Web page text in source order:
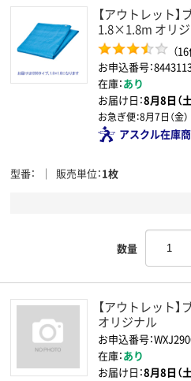
【アウトレット
1.8×1.8m オリ
（
お申込番号：
在庫：あり
お届け日：8月8日（土
お急ぎ便：8月7日（金）
アスクル在庫
型番 販売単位 1枚
数量
【アウトレット
オリジナル
お申込番号：
在庫：あり
お届け日：8月8日（土